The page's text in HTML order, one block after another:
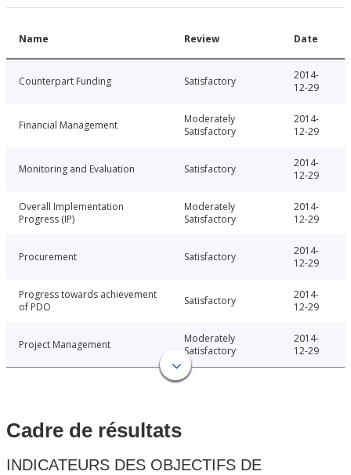
Name Review Date
Counterpart Funding Satisfactory
2014-
12-29
Financial Management
Moderately
Satisfactory
2014-
12-29
Monitoring and Evaluation Satisfactory
2014-
12-29
Overall Implementation
Progress (IP)
Moderately
Satisfactory
2014-
12-29
Procurement Satisfactory
2014-
12-29
Progress towards achievement
of PDO
Satisfactory
2014-
12-29
Project Management
Moderately
Satisfactory
2014-
12-29
Cadre de résultats
INDICATEURS DES OBJECTIFS DE